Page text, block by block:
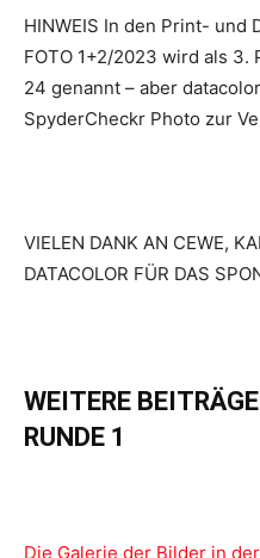
HINWEIS In den Print- und
FOTO 1+2/2023 wird als
24 genannt – aber
SpyderCheckr Photo zur
VIELEN DANK AN CEWE,
DATACOLOR FÜR DAS
WEITERE
RUNDE 1
Die Galerie der Bilder in